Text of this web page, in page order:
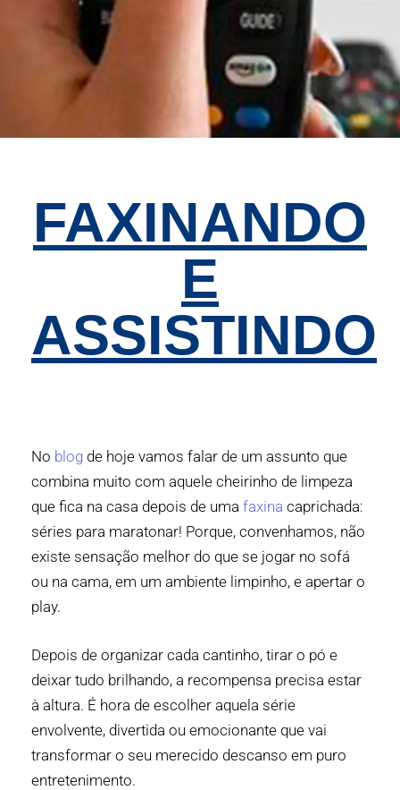
FAXINANDO
E
ASSISTINDO
No blog de hoje vamos falar de um assunto que
combina muito com aquele cheirinho de limpeza
que fica na casa depois de uma faxina caprichada:
séries para maratonar! Porque, convenhamos, não
existe sensação melhor do que se jogar no sofá
ou na cama, em um ambiente limpinho, e apertar o
play.
Depois de organizar cada cantinho, tirar o pó e
deixar tudo brilhando, a recompensa precisa estar
à altura. É hora de escolher aquela série
envolvente, divertida ou emocionante que vai
transformar o seu merecido descanso em puro
entretenimento.